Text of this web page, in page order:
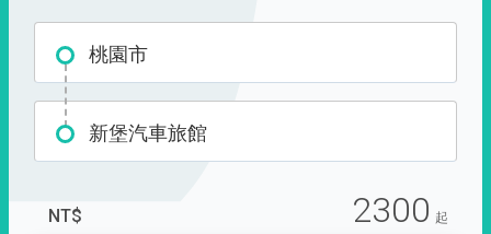
桃園市
新堡汽車旅館
NT$ 2300 起